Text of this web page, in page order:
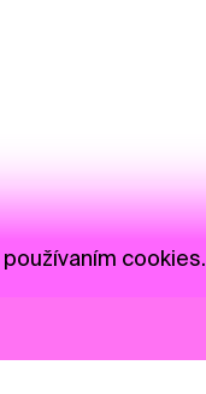
cookies.